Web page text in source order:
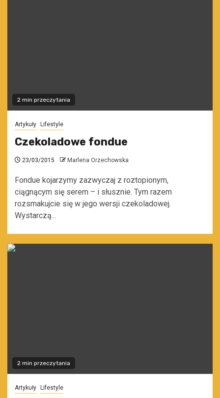
2 min przeczytania
Artykuły Lifestyle
Czekoladowe fondue
23/03/2015 Marlena Orzechowska
Fondue kojarzymy zazwyczaj z roztopionym,
ciągnącym się serem – i słusznie. Tym razem
rozsmakujcie się w jego wersji czekoladowej.
Wystarczą...
2 min przeczytania
Artykuły Lifestyle